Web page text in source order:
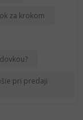
za krokom
pri predaji